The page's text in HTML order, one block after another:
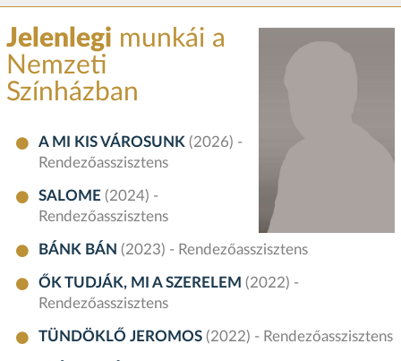
Jelenlegi munkái a
Nemzeti
Színházban
A MI KIS VÁROSUNK (2026) -
Rendezőasszisztens
SALOME (2024) -
Rendezőasszisztens
BÁNK BÁN (2023) - Rendezőasszisztens
ŐK TUDJÁK, MI A SZERELEM (2022) -
Rendezőasszisztens
TÜNDÖKLŐ JEROMOS (2022) - Rendezőasszisztens